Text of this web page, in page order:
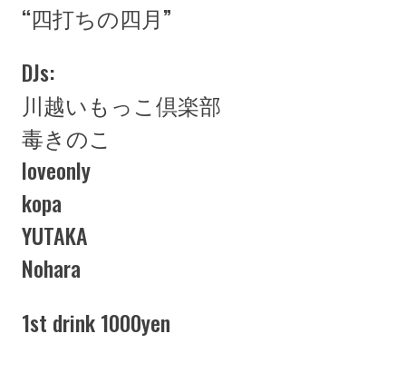
“四打ちの四月”
DJs:
川越いもっこ倶楽部
毒きのこ
loveonly
kopa
YUTAKA
Nohara
1st drink 1000yen